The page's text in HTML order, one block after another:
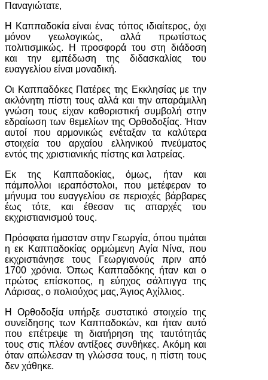
Παναγιώτατε,
Η Καππαδοκία είναι ένας τόπος ιδιαίτερος, όχι
μόνον γεωλογικώς, αλλά πρωτίστως
πολιτισμικώς. Η προσφορά του στη διάδοση
και την εμπέδωση της διδασκαλίας του
ευαγγελίου είναι μοναδική.
Οι Καππαδόκες Πατέρες της Εκκλησίας με την
ακλόνητη πίστη τους αλλά και την απαράμιλλη
γνώση τους είχαν καθοριστική συμβολή στην
εδραίωση των θεμελίων της Ορθοδοξίας. Ήταν
αυτοί που αρμονικώς ενέταξαν τα καλύτερα
στοιχεία του αρχαίου ελληνικού πνεύματος
εντός της χριστιανικής πίστης και λατρείας.
Εκ της Καππαδοκίας, όμως, ήταν και
πάμπολλοι ιεραπόστολοι, που μετέφεραν το
μήνυμα του ευαγγελίου σε περιοχές βάρβαρες
έως τότε, και έθεσαν τις απαρχές του
εκχριστιανισμού τους.
Πρόσφατα ήμασταν στην Γεωργία, όπου τιμάται
η εκ Καππαδοκίας ορμώμενη Αγία Νίνα, που
εκχριστιάνησε τους Γεωργιανούς πριν από
1700 χρόνια. Όπως Καππαδόκης ήταν και ο
πρώτος επίσκοπος, η εύηχος σάλπιγγα της
Λάρισας, ο πολιούχος μας, Άγιος Αχίλλιος.
Η Ορθοδοξία υπήρξε συστατικό στοιχείο της
συνείδησης των Καππαδοκών, και ήταν αυτό
που επέτρεψε τη διατήρηση της ταυτότητάς
τους στις πλέον αντίξοες συνθήκες. Ακόμη και
όταν απώλεσαν τη γλώσσα τους, η πίστη τους
δεν χάθηκε.